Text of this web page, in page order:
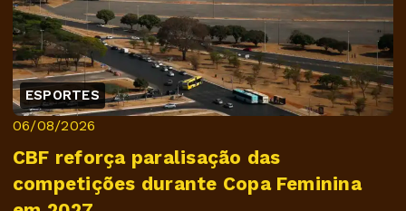
ESPORTES
06/08/2026
CBF reforça paralisação das
competições durante Copa Feminina